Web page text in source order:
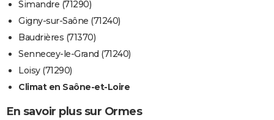
Simandre (71290)
Gigny-sur-Saône (71240)
Baudrières (71370)
Sennecey-le-Grand (71240)
Loisy (71290)
Climat en Saône-et-Loire
En savoir plus sur Ormes